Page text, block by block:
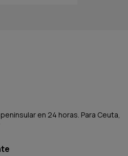
en 24 horas. Para Ceuta,